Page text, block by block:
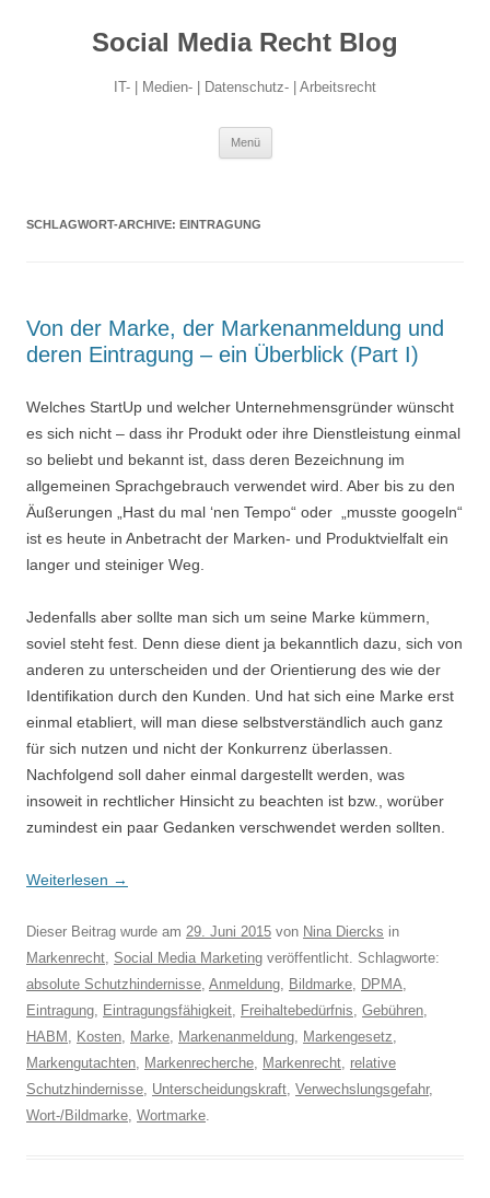
Social Media Recht Blog
IT- | Medien- | Datenschutz- | Arbeitsrecht
Menü
SCHLAGWORT-ARCHIVE: EINTRAGUNG
Von der Marke, der Markenanmeldung und
deren Eintragung – ein Überblick (Part I)
Welches StartUp und welcher Unternehmensgründer wünscht
es sich nicht – dass ihr Produkt oder ihre Dienstleistung einmal
so beliebt und bekannt ist, dass deren Bezeichnung im
allgemeinen Sprachgebrauch verwendet wird. Aber bis zu den
Äußerungen „Hast du mal ‘nen Tempo“ oder „musste googeln“
ist es heute in Anbetracht der Marken- und Produktvielfalt ein
langer und steiniger Weg.
Jedenfalls aber sollte man sich um seine Marke kümmern,
soviel steht fest. Denn diese dient ja bekanntlich dazu, sich von
anderen zu unterscheiden und der Orientierung des wie der
Identifikation durch den Kunden. Und hat sich eine Marke erst
einmal etabliert, will man diese selbstverständlich auch ganz
für sich nutzen und nicht der Konkurrenz überlassen.
Nachfolgend soll daher einmal dargestellt werden, was
insoweit in rechtlicher Hinsicht zu beachten ist bzw., worüber
zumindest ein paar Gedanken verschwendet werden sollten.
Weiterlesen →
Dieser Beitrag wurde am 29. Juni 2015 von Nina Diercks in
Markenrecht, Social Media Marketing veröffentlicht. Schlagworte:
absolute Schutzhindernisse, Anmeldung, Bildmarke, DPMA,
Eintragung, Eintragungsfähigkeit, Freihaltebedürfnis, Gebühren,
HABM , Kosten, Marke, Markenanmeldung, Markengesetz,
Markengutachten, Markenrecherche, Markenrecht, relative
Schutzhindernisse, Unterscheidungskraft, Verwechslungsgefahr,
Wort-/Bildmarke, Wortmarke.